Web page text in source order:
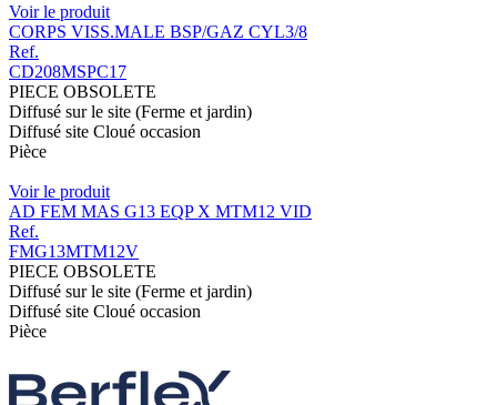
Voir le produit
CORPS VISS.MALE BSP/GAZ CYL3/8
Ref.
CD208MSPC17
PIECE OBSOLETE
Diffusé sur le site (Ferme et jardin)
Diffusé site Cloué occasion
Pièce
Voir le produit
AD FEM MAS G13 EQP X MTM12 VID
Ref.
FMG13MTM12V
PIECE OBSOLETE
Diffusé sur le site (Ferme et jardin)
Diffusé site Cloué occasion
Pièce